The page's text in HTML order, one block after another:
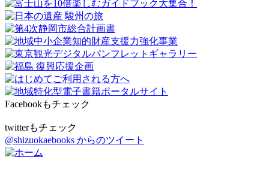
Facebookもチェック
twitterもチェック
@shizuokaebooks からのツイート